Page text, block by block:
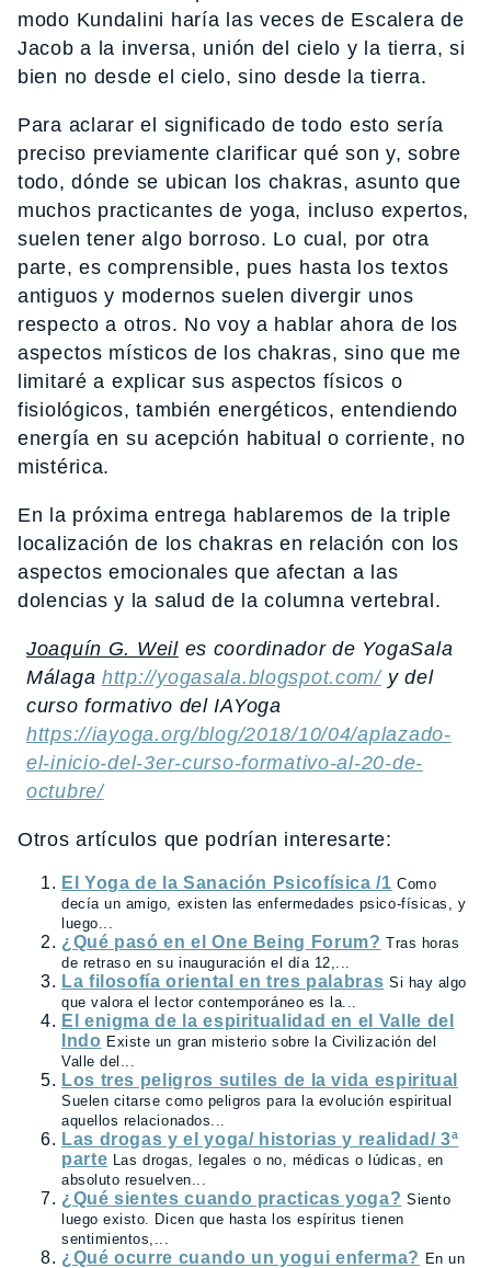
modo Kundalini haría las veces de Escalera de
Jacob a la inversa, unión del cielo y la tierra, si
bien no desde el cielo, sino desde la tierra.
Para aclarar el significado de todo esto sería
preciso previamente clarificar qué son y, sobre
todo, dónde se ubican los chakras, asunto que
muchos practicantes de yoga, incluso expertos,
suelen tener algo borroso. Lo cual, por otra
parte, es comprensible, pues hasta los textos
antiguos y modernos suelen divergir unos
respecto a otros. No voy a hablar ahora de los
aspectos místicos de los chakras, sino que me
limitaré a explicar sus aspectos físicos o
fisiológicos, también energéticos, entendiendo
energía en su acepción habitual o corriente, no
mistérica.
En la próxima entrega hablaremos de la triple
localización de los chakras en relación con los
aspectos emocionales que afectan a las
dolencias y la salud de la columna vertebral.
Joaquín G. Weiles coordinador de YogaSala
Málagahttp://yogasala.blogspot.com/y del
curso formativo del IAYoga
https://iayoga.org/blog/2018/10/04/aplazado-
el-inicio-del-3er-curso-formativo-al-20-de-
octubre/
Otros artículos que podrían interesarte:
El Yoga de la Sanación Psicofísica /1 Como
decía un amigo, existen las enfermedades psico-físicas, y
luego...
¿Qué pasó en el One Being Forum? Tras horas
de retraso en su inauguración el día 12,...
La filosofía oriental en tres palabras Si hay algo
que valora el lector contemporáneo es la...
El enigma de la espiritualidad en el Valle del
Indo Existe un gran misterio sobre la Civilización del
Valle del...
Los tres peligros sutiles de la vida espiritual
Suelen citarse como peligros para la evolución espiritual
aquellos relacionados...
Las drogas y el yoga/ historias y realidad/ 3ª
parte Las drogas, legales o no, médicas o lúdicas, en
absoluto resuelven...
¿Qué sientes cuando practicas yoga? Siento
luego existo. Dicen que hasta los espíritus tienen
sentimientos,...
¿Qué ocurre cuando un yogui enferma? En un